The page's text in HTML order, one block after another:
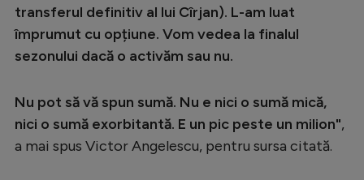
Creează cont
transferul definitiv al lui Cîrjan). L-am luat
împrumut cu opțiune. Vom vedea la finalul
sezonului dacă o activăm sau nu.
Nu pot să vă spun sumă. Nu e nici o sumă mică,
nici o sumă exorbitantă. E un pic peste un milion",
a mai spus Victor Angelescu, pentru sursa citată.